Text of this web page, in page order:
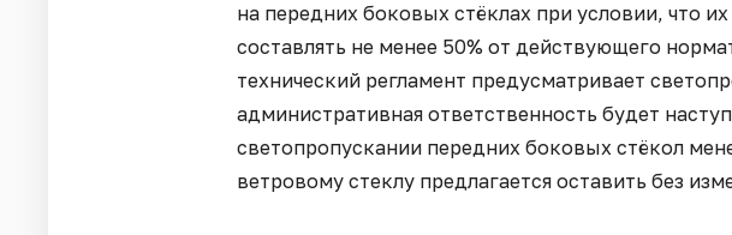
на передних боковых стёклах при условии, что
составлять не менее 50% от действующего
технический регламент предусматривает
административная ответственность будет
светопропускании передних боковых стёкол
ветровому стеклу предлагается оставить без